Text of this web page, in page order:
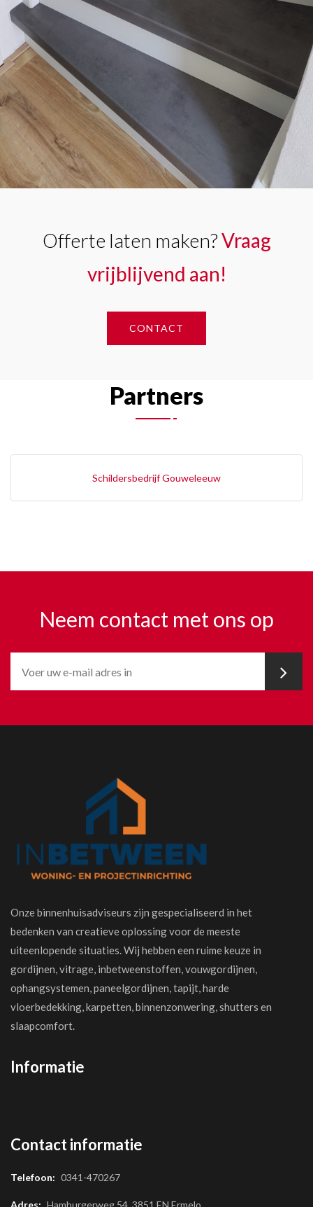
Offerte laten maken?Vraag
vrijblijvend aan!
CONTACT
Partners
Schildersbedrijf Gouweleeuw
Neem contact met ons op
Onze binnenhuisadviseurs zijn gespecialiseerd in het
bedenken van creatieve oplossing voor de meeste
uiteenlopende situaties. Wij hebben een ruime keuze in
gordijnen, vitrage, inbetweenstoffen, vouwgordijnen,
ophangsystemen, paneelgordijnen, tapijt, harde
vloerbedekking, karpetten, binnenzonwering, shutters en
slaapcomfort.
Informatie
Contact informatie
Telefoon: 0341-470267
Adres: Hamburgerweg 54, 3851 EN Ermelo